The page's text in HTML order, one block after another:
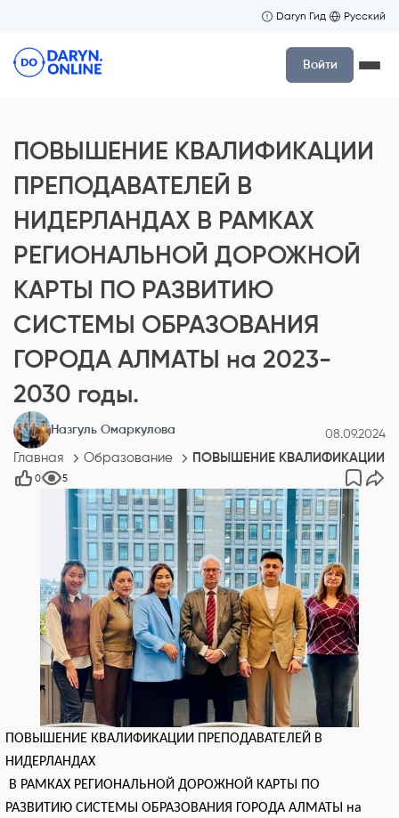
Daryn Гид Русский
Войти
ПОВЫШЕНИЕ КВАЛИФИКАЦИИ
ПРЕПОДАВАТЕЛЕЙ В
НИДЕРЛАНДАХ В РАМКАХ
РЕГИОНАЛЬНОЙ ДОРОЖНОЙ
КАРТЫ ПО РАЗВИТИЮ
СИСТЕМЫ ОБРАЗОВАНИЯ
ГОРОДА АЛМАТЫ на 2023-
2030 годы.
Назгуль Омаркулова 08.09.2024
Главная Образование ПОВЫШЕНИЕ КВАЛИФИКАЦИИ
0 5
ПОВЫШЕНИЕ КВАЛИФИКАЦИИ ПРЕПОДАВАТЕЛЕЙ В
НИДЕРЛАНДАХ
В РАМКАХ РЕГИОНАЛЬНОЙ ДОРОЖНОЙ КАРТЫ ПО
РАЗВИТИЮ СИСТЕМЫ ОБРАЗОВАНИЯ ГОРОДА АЛМАТЫ на